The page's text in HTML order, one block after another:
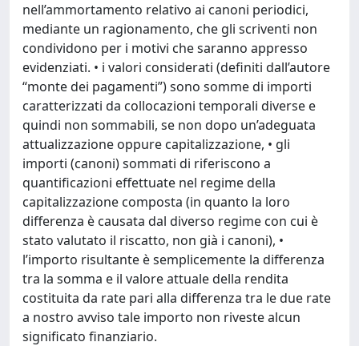
nell’ammortamento relativo ai canoni periodici,
mediante un ragionamento, che gli scriventi non
condividono per i motivi che saranno appresso
evidenziati. • i valori considerati (definiti dall’autore
“monte dei pagamenti”) sono somme di importi
caratterizzati da collocazioni temporali diverse e
quindi non sommabili, se non dopo un’adeguata
attualizzazione oppure capitalizzazione, • gli
importi (canoni) sommati di riferiscono a
quantificazioni effettuate nel regime della
capitalizzazione composta (in quanto la loro
differenza è causata dal diverso regime con cui è
stato valutato il riscatto, non già i canoni), •
l’importo risultante è semplicemente la differenza
tra la somma e il valore attuale della rendita
costituita da rate pari alla differenza tra le due rate
a nostro avviso tale importo non riveste alcun
significato finanziario.